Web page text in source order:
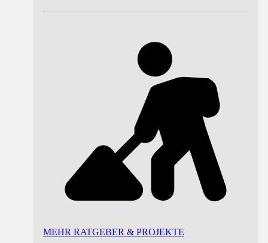
MEHR RATGEBER & PROJEKTE